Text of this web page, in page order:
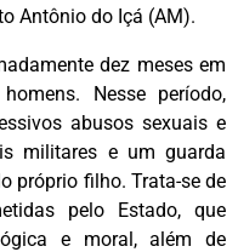
Antônio do Içá (AM).
dez meses em
Nesse período,
abusos sexuais e
militares e um guarda
próprio filho. Trata-se de
pelo Estado, que
e moral, além de